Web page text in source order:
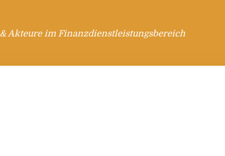
Akteure im Finanzdienstleistungsbereich